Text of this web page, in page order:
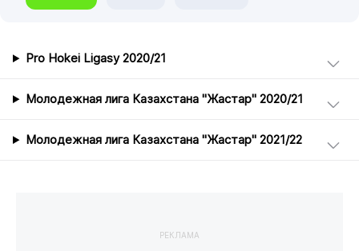
Pro Hokei Ligasy 2020/21
Молодежная лига Казахстана "Жастар" 2020/21
Молодежная лига Казахстана "Жастар" 2021/22
РЕКЛАМА